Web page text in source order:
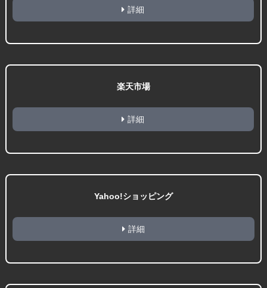
詳細
楽天市場
詳細
Yahoo!ショッピング
詳細